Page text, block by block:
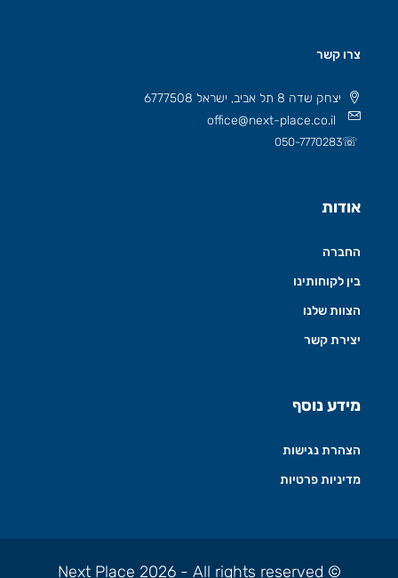
צרו קשר
יצחק שדה 8 תל אביב, ישראל 6777508
office@next-place.co.il
☏
050-7770283
אודות
החברה
בין לקוחותינו
הצוות שלנו
יצירת קשר
מידע נוסף
הצהרת נגישות
מדיניות פרטיות
© Next Place 2026 - All rights reserved